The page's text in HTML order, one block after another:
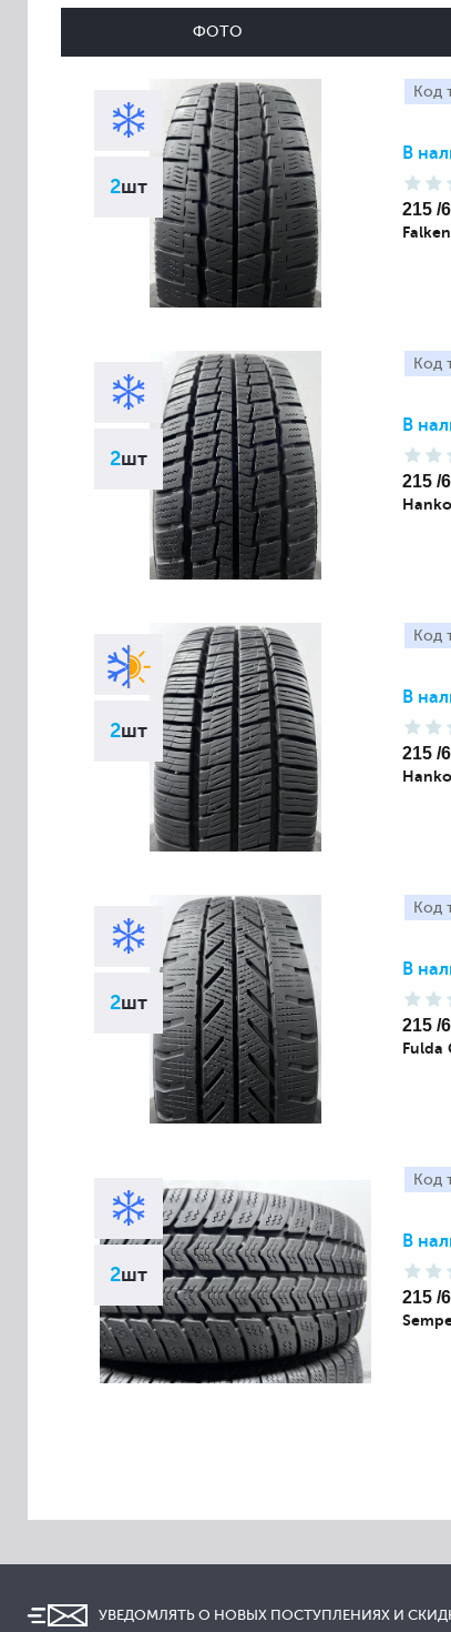
ФОТО
2шт
Код
В
215 /
2шт
Код
В
215 /
2шт
Код
В
215 /
2шт
Код
В
215 /
Fulda
2шт
Код
В
215 /
УВЕДОМЛЯТЬ О НОВЫХ ПОСТУПЛЕНИЯХ И